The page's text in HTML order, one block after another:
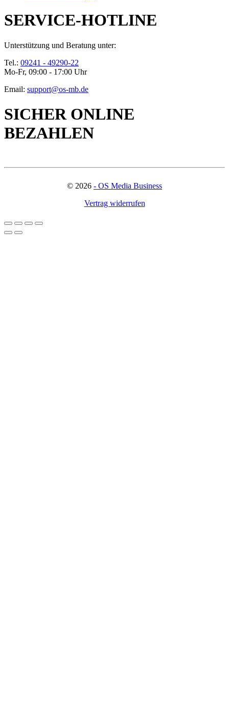
SERVICE-HOTLINE
Unterstützung und Beratung unter:
Tel.: 09241 - 49290-22
Mo-Fr, 09:00 - 17:00 Uhr
Email: support@os-mb.de
SICHER ONLINE
BEZAHLEN
© 2026 - OS Media Business
Vertrag widerrufen